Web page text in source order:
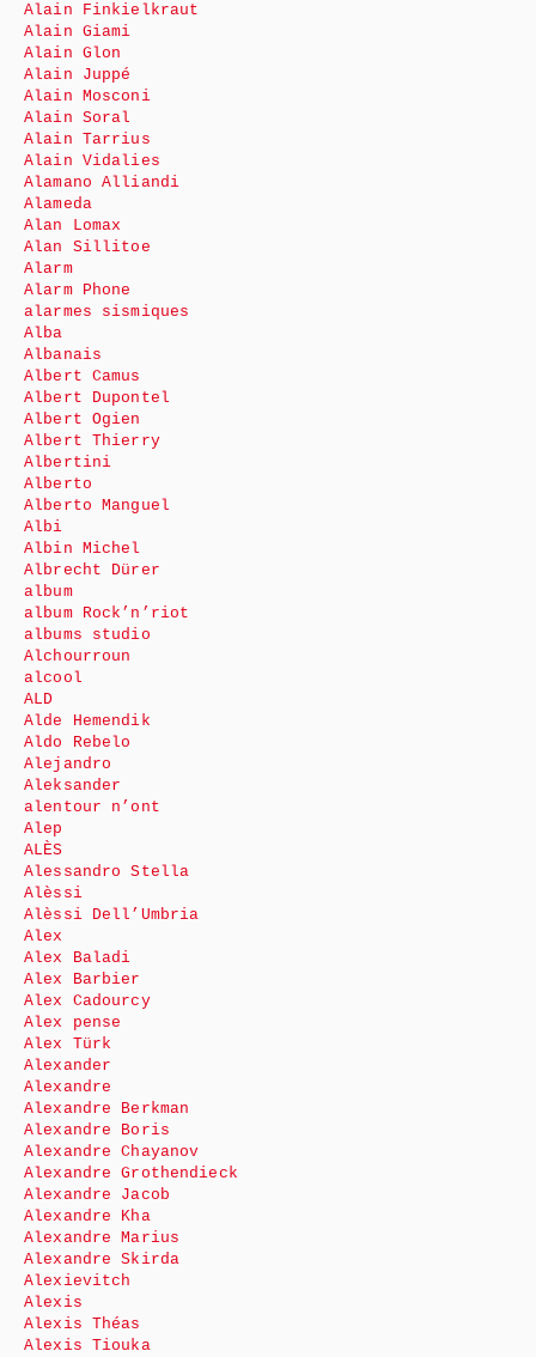
Alain Finkielkraut
Alain Giami
Alain Glon
Alain Juppé
Alain Mosconi
Alain Soral
Alain Tarrius
Alain Vidalies
Alamano Alliandi
Alameda
Alan Lomax
Alan Sillitoe
Alarm
Alarm Phone
alarmes sismiques
Alba
Albanais
Albert Camus
Albert Dupontel
Albert Ogien
Albert Thierry
Albertini
Alberto
Alberto Manguel
Albi
Albin Michel
Albrecht Dürer
album
album Rock’n’riot
albums studio
Alchourroun
alcool
ALD
Alde Hemendik
Aldo Rebelo
Alejandro
Aleksander
alentour n’ont
Alep
ALÈS
Alessandro Stella
Alèssi
Alèssi Dell’Umbria
Alex
Alex Baladi
Alex Barbier
Alex Cadourcy
Alex pense
Alex Türk
Alexander
Alexandre
Alexandre Berkman
Alexandre Boris
Alexandre Chayanov
Alexandre Grothendieck
Alexandre Jacob
Alexandre Kha
Alexandre Marius
Alexandre Skirda
Alexievitch
Alexis
Alexis Théas
Alexis Tiouka